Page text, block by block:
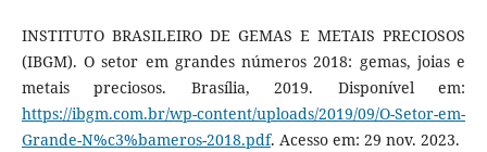
INSTITUTO BRASILEIRO DE GEMAS E METAIS PRECIOSOS
(IBGM). O setor em grandes números 2018: gemas, joias e
metais preciosos. Brasília, 2019. Disponível em:
https://ibgm.com.br/wp-content/uploads/2019/09/O-Setor-em-
Grande-N%c3%bameros-2018.pdf. Acesso em: 29 nov. 2023.